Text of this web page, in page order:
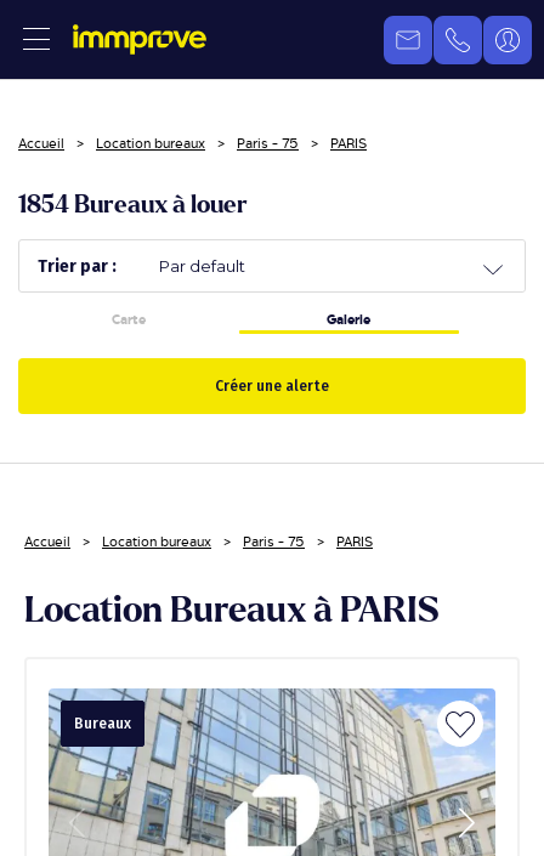
Accueil Location bureaux Paris - 75 PARIS
1854 Bureaux à louer
Trier par :
Carte Galerie
Créer une alerte
Accueil Location bureaux Paris - 75 PARIS
Location Bureaux à PARIS
Bureaux